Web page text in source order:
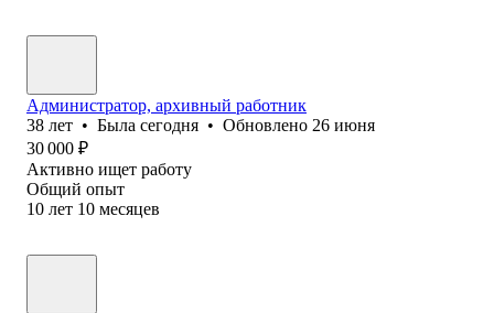
Администратор, архивный работник
38 лет • Была сегодня • Обновлено 26 июня
30 000 ₽
Активно ищет работу
Общий опыт
10 лет 10 месяцев